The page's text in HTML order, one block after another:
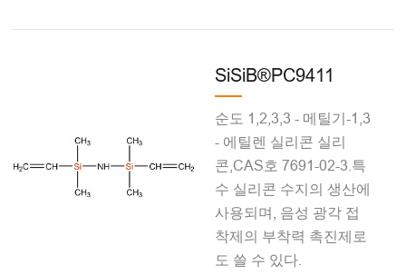
SiSiB®PC9411
순도 1,2,3,3 - 메틸기-1,3
- 에틸렌 실리콘 실리
콘,CAS호 7691-02-3.특
수 실리콘 수지의 생산에
사용되며, 음성 광각 접
착제의 부착력 촉진제로
도 쓸 수 있다.